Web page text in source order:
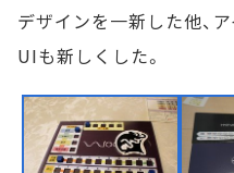
デザインを一新した他、
UIも新しくした。